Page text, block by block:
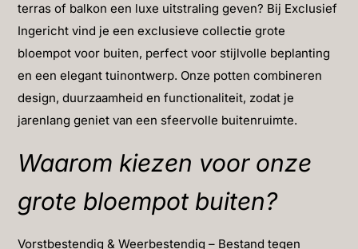
terras of balkon een luxe uitstraling geven? Bij Exclusief
Ingericht vind je een exclusieve collectie grote
bloempot voor buiten, perfect voor stijlvolle beplanting
en een elegant tuinontwerp. Onze potten combineren
design, duurzaamheid en functionaliteit, zodat je
jarenlang geniet van een sfeervolle buitenruimte.
Waarom kiezen voor onze
grote bloempot buiten?
Vorstbestendig & Weerbestendig – Bestand tegen